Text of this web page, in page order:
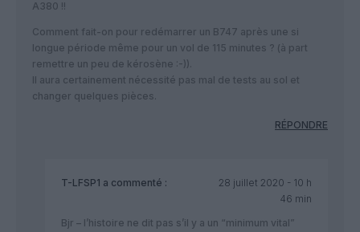
A380 !!
Comment fait-on pour redémarrer un B747 après une si
longue période même pour un vol de 115 minutes ? (à part
remettre un peu de kérosène :-)).
Il aura certainement nécessité pas mal de tests au sol et
changer quelques pièces.
RÉPONDRE
T-LFSP1 a commenté :
28 juillet 2020 - 10 h
46 min
Bjr – l’histoire ne dit pas s’il y a un “minimum vital”